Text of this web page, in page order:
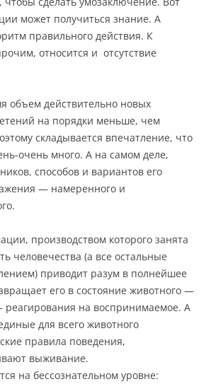
может получиться знание. А
правильного действия. К
относится и отсутствие
объем действительно новых
на порядки меньше, чем
складывается впечатление, что
очень много. А на самом деле,
способов и вариантов его
— намеренного и
производством которого занята
человечества (а все остальные
приводит разум в полнейшее
его в состояние животного —
реагирования на воспринимаемое. А
для всего животного
правила поведения,
выживание.
на бессознательном уровне: